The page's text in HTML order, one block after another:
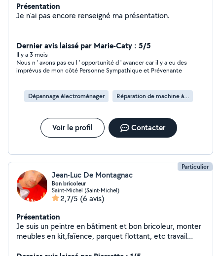
Présentation
Je n'ai pas encore renseigné ma présentation.
Dernier avis laissé par Marie-Caty : 5/5
Il y a 3 mois
Nous n ' avons pas eu l ' opportunité d ' avancer car il y a eu des
imprévus de mon côté Personne Sympathique et Prévenante
Dépannage électroménager Réparation de machine à laver
Voir le profil Contacter
Particulier
Jean-Luc De Montagnac
Bon bricoleur
Saint-Michel (Saint-Michel)
2,7/5 (6 avis)
Présentation
Je suis un peintre en bâtiment et bon bricoleur, monter
meubles en kit,faïence, parquet flottant, etc travail